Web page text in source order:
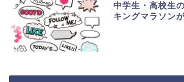
中学生・高校生
キングマラソン